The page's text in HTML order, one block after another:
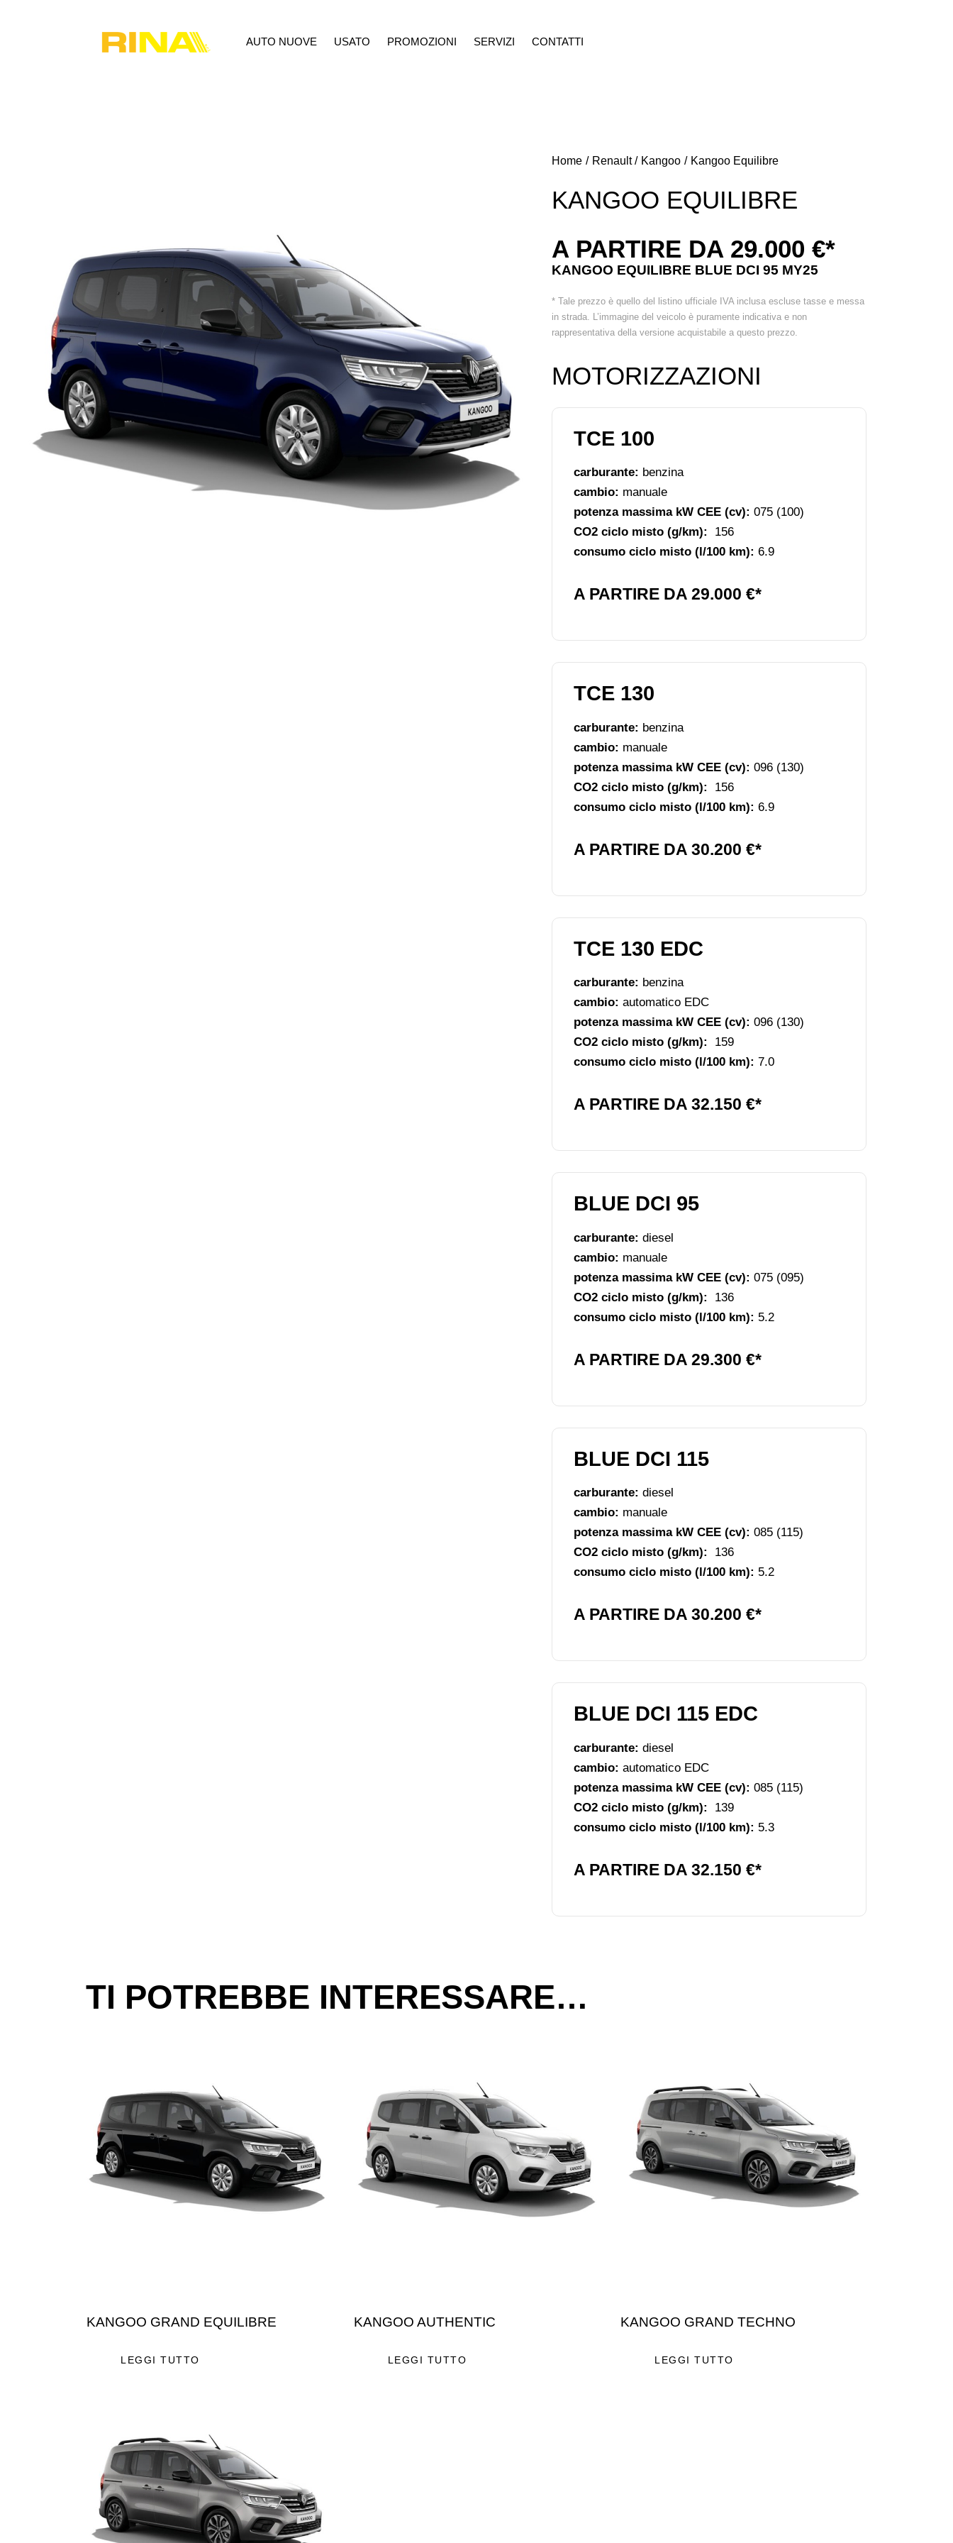
AUTO NUOVE USATO PROMOZIONI SERVIZI CONTATTI
Home Renault Kangoo Kangoo Equilibre
KANGOO EQUILIBRE
A PARTIRE DA 29.000 €*
KANGOO EQUILIBRE BLUE DCI 95 MY25
* Tale prezzo è quello del listino ufficiale IVA inclusa escluse tasse e messa
in strada. L’immagine del veicolo è puramente indicativa e non
rappresentativa della versione acquistabile a questo prezzo.
MOTORIZZAZIONI
TCE 100
carburante: benzina
cambio: manuale
potenza massima kW CEE (cv): 075 (100)
CO2 ciclo misto (g/km): 156
consumo ciclo misto (l/100 km): 6.9
A PARTIRE DA 29.000 €*
TCE 130
carburante: benzina
cambio: manuale
potenza massima kW CEE (cv): 096 (130)
CO2 ciclo misto (g/km): 156
consumo ciclo misto (l/100 km): 6.9
A PARTIRE DA 30.200 €*
TCE 130 EDC
carburante: benzina
cambio: automatico EDC
potenza massima kW CEE (cv): 096 (130)
CO2 ciclo misto (g/km): 159
consumo ciclo misto (l/100 km): 7.0
A PARTIRE DA 32.150 €*
BLUE DCI 95
carburante: diesel
cambio: manuale
potenza massima kW CEE (cv): 075 (095)
CO2 ciclo misto (g/km): 136
consumo ciclo misto (l/100 km): 5.2
A PARTIRE DA 29.300 €*
BLUE DCI 115
carburante: diesel
cambio: manuale
potenza massima kW CEE (cv): 085 (115)
CO2 ciclo misto (g/km): 136
consumo ciclo misto (l/100 km): 5.2
A PARTIRE DA 30.200 €*
BLUE DCI 115 EDC
carburante: diesel
cambio: automatico EDC
potenza massima kW CEE (cv): 085 (115)
CO2 ciclo misto (g/km): 139
consumo ciclo misto (l/100 km): 5.3
A PARTIRE DA 32.150 €*
TI POTREBBE INTERESSARE…
KANGOO GRAND EQUILIBRE
LEGGI TUTTO
KANGOO AUTHENTIC
LEGGI TUTTO
KANGOO GRAND TECHNO
LEGGI TUTTO